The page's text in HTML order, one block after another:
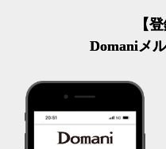
【
Domaniメ